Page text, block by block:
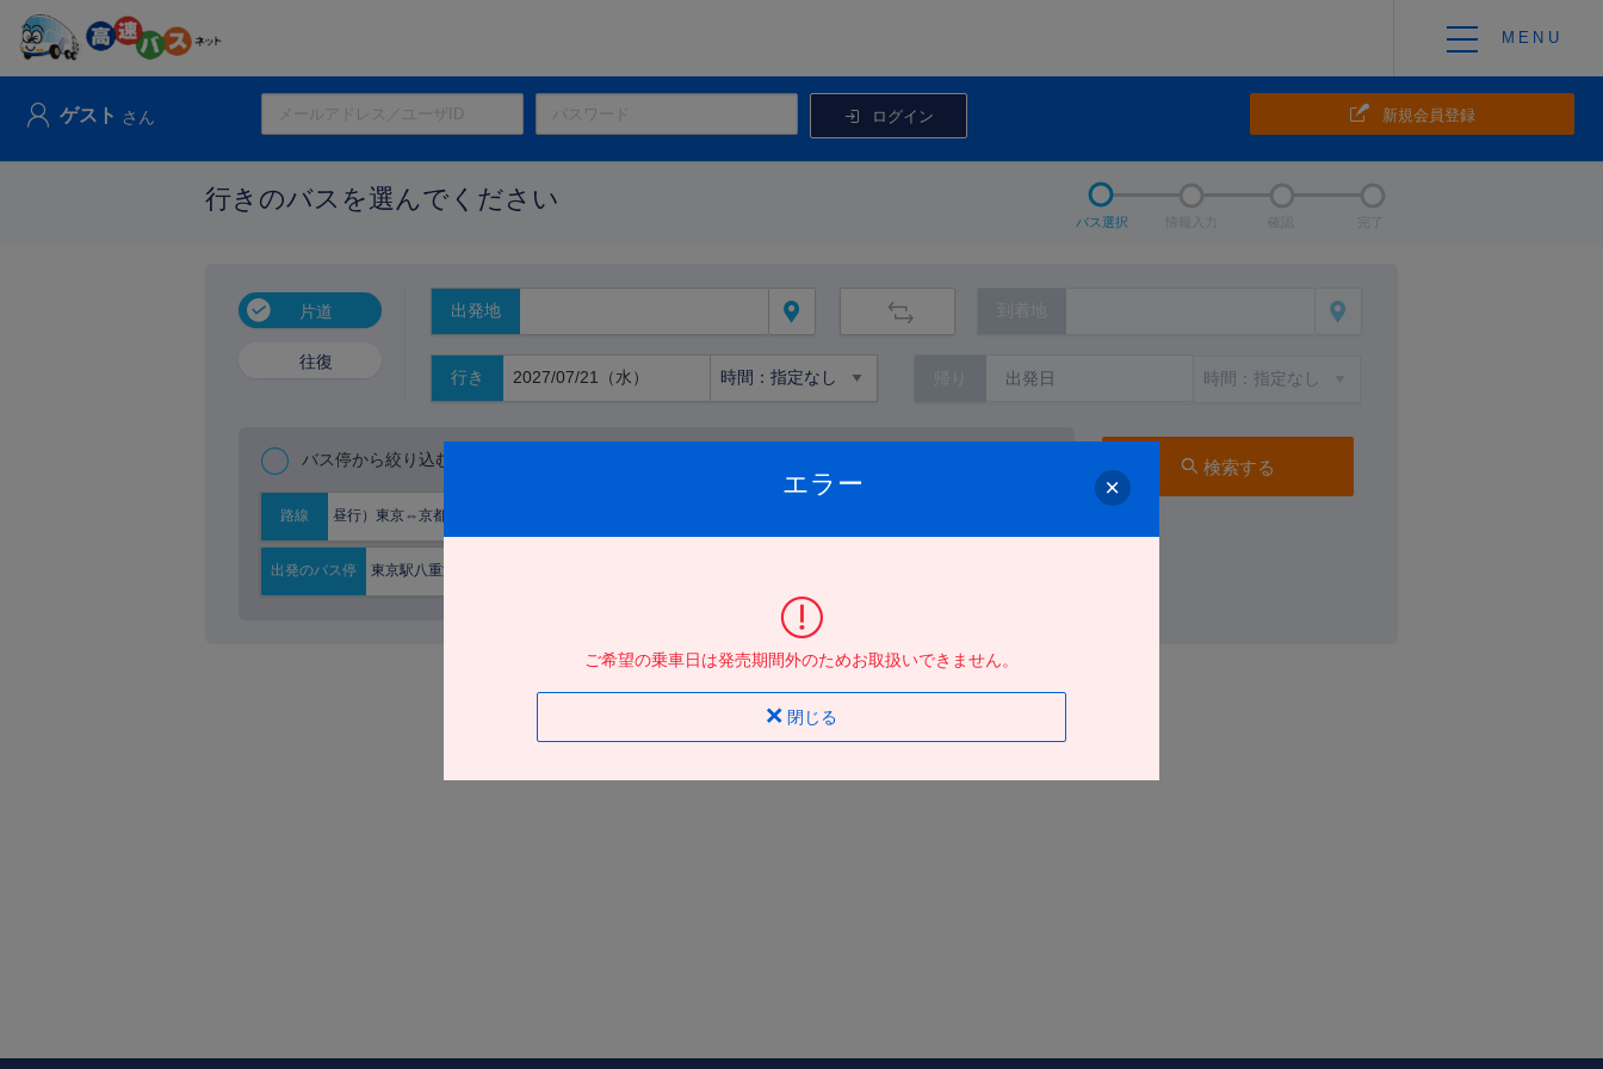
ゲスト さん ログイン 新規会員登録
行きのバスを選んでください
バス選択 確認 完了
片道
往復
出発地 到着地
行き
バス停から絞り込む
路線 昼行）東京⇔京都大阪
出発のバス停 東京駅八重洲南口
検索する
エラー
ご希望の乗車日は発売期間外のためお取扱いできません。
閉じる